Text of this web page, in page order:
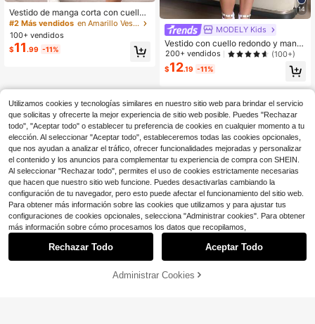
Vestido de manga corta con cuello
cuadrado amarillo pálido para adole
scentes, diseño texturizado con hu
ecos ajustado, adecuado para yog
a, deportes y uso casual, estilo vers
átil y fresco de verano, regreso a la
#2 Más vendidos
en Amarillo Vestidos para chicas adolescentes
100+ vendidos
$11 .99 -11%
14
MODELY Kids
Vestido con cuello redondo y mang
as abullonadas con volantes y deco
ración de lazo, apropiado para viaje
s y reuniones, para jóvenes mujeres
200+ vendidos (100+)
$12.19 -11%
¡53% DE DESCUENTO!
Utilizamos cookies y tecnologías similares en nuestro sitio web para brindar el servicio
que solicitas y ofrecerte la mejor experiencia de sitio web posible. Puedes "Rechazar
todo", "Aceptar todo" o establecer tu preferencia de cookies en cualquier momento a tu
elección. Al seleccionar "Aceptar todo", estableceremos todas las cookies opcionales,
que nos ayudan a analizar el tráfico, ofrecer funcionalidades mejoradas y personalizar
el contenido y los anuncios para complementar tu experiencia de compra con SHEIN.
Al seleccionar "Rechazar todo", permites el uso de cookies estrictamente necesarias
que hacen que nuestro sitio web funcione. Puedes desactivarlas cambiando la
configuración de tu navegador, pero esto puede afectar el funcionamiento del sitio web.
Para obtener más información sobre las cookies que utilizamos y para ajustar tus
configuraciones de cookies opcionales, selecciona "Administrar cookies". Para obtener
más información sobre cómo procesamos los datos que recopilamos,
Rechazar Todo Aceptar Todo
Administrar Cookies